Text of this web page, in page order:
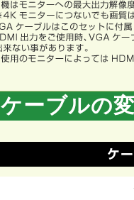
ケーブルの